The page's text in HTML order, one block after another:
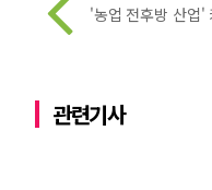
'농업 전후방 산업'
관련기사